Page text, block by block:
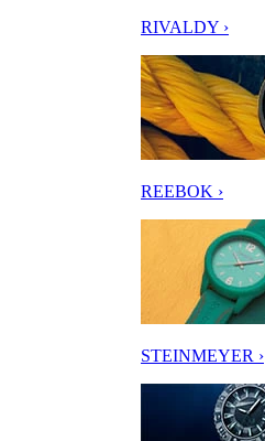
RIVALDY ›
REEBOK ›
STEINMEYER ›